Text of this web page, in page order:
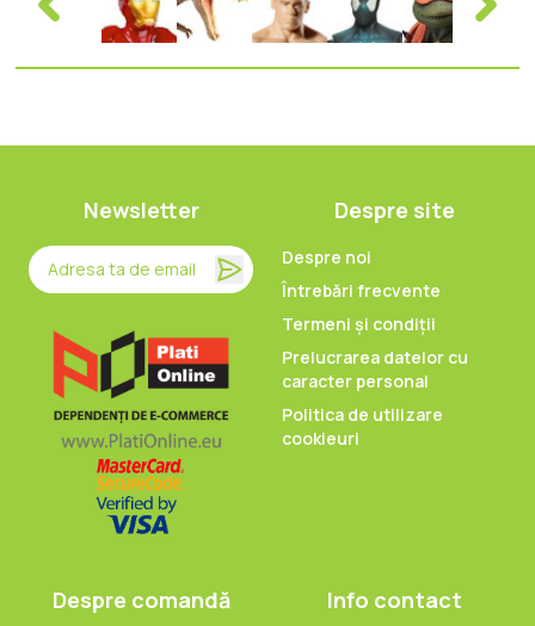
Newsletter Despre site
Despre noi
Întrebări frecvente
Termeni și condiții
Prelucrarea datelor cu
caracter personal
Politica de utilizare
cookieuri
Despre comandă Info contact